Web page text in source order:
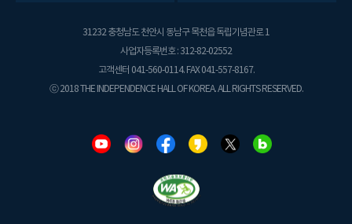
31232 충청남도 천안시 동남구 목천읍 독립기념관로 1
사업자등록번호 : 312-82-02552
고객센터 041-560-0114. FAX 041-557-8167.
ⓒ 2018 THE INDEPENDENCE HALL OF KOREA. ALL RIGHTS RESERVED.